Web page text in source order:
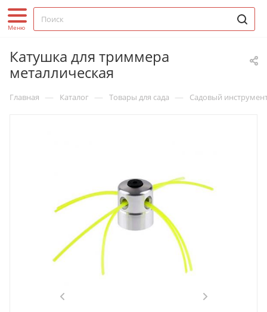
Катушка для триммера
металлическая
Главная — Каталог — Товары для сада — Садовый